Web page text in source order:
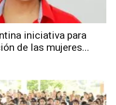
iniciativa para
de las mujeres...